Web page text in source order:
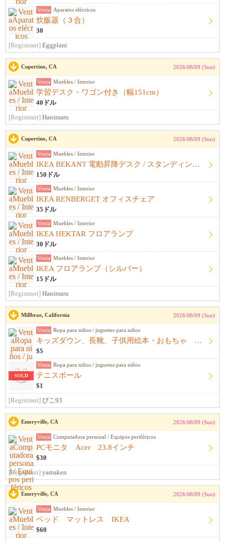
Venta Aparatos elécricos
炊飯器（３合）
30
[Registrant] Eggplant
Cupertino, CA 2026/08/09 (Sun)
Venta Muebles / Interior
学習デスク・ワゴン付き（幅151cm）
40ドル
[Registrant] Hanimaru
Cupertino, CA 2026/08/09 (Sun)
Venta Muebles / Interior
IKEA BEKANT 電動昇降デスク / スタンディングデスク
150ドル
Venta Muebles / Interior
IKEA RENBERGET オフィスチェア
35ドル
Venta Muebles / Interior
IKEA HEKTAR フロアランプ
30ドル
Venta Muebles / Interior
IKEA フロアランプ（シルバー）
15ドル
[Registrant] Hanimaru
Millbrae, California 2026/08/09 (Sun)
Venta Ropa para niños / juguetes para niños
キッズダウン、長靴、子供用絵本・おもちゃ テニストレーナー
$5
SOLD
Venta Ropa para niños / juguetes para niños
テニスボール
$1
[Registrant] ぴこ93
Emeryville, CA 2026/08/09 (Sun)
Venta Computadora personal / Equipos periféricos
PCモニタ Acer 23.8インチ
$30
[Registrant] yamaken
Emeryville, CA 2026/08/09 (Sun)
Venta Muebles / Interior
ベッド マットレス IKEA
$60